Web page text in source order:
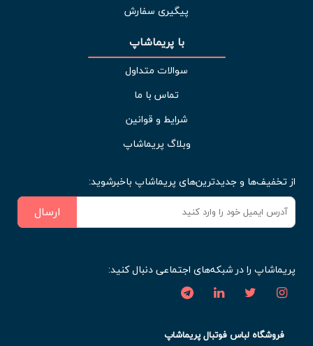
پیگیری سفارش
با پریماشاپ
سوالات متداول
تماس با ما
شرایط و قوانین
وبلاگ پریماشاپ
از تخفیف‌ها و جدیدترین‌های پریماشاپ باخبرشوید:
ارسال
پریماشاپ را در شبکه‌های اجتماعی دنبال کنید:
فروشگاه لباس فوتبال پریماشاپ